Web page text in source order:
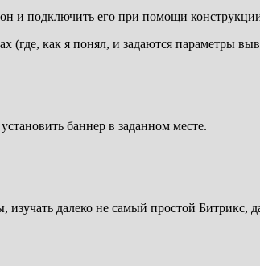
и подключить его при помощи
(где, как я понял, и задаются параметры
баннер в заданном месте.
далеко не самый простой Битрикс,